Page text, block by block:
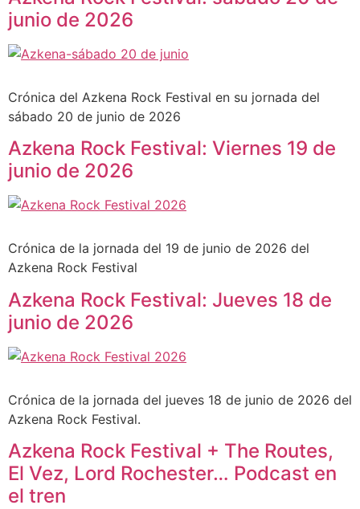
junio de 2026
Crónica del Azkena Rock Festival en su jornada del
sábado 20 de junio de 2026
Azkena Rock Festival: Viernes 19 de
junio de 2026
Crónica de la jornada del 19 de junio de 2026 del
Azkena Rock Festival
Azkena Rock Festival: Jueves 18 de
junio de 2026
Crónica de la jornada del jueves 18 de junio de 2026 del
Azkena Rock Festival.
Azkena Rock Festival + The Routes,
El Vez, Lord Rochester… Podcast en
el tren